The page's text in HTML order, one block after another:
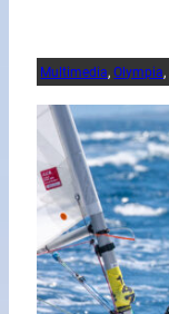
Multimedia, Olympia,